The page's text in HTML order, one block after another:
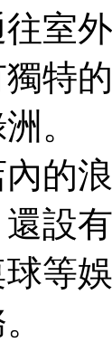
室
特
。
浪
設
等